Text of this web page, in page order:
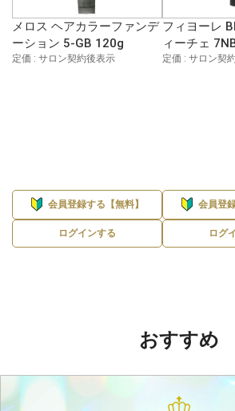
メロス ヘアカラーファンデ
ーション 5-GB 120g
定価 : サロン契約後表示
会員登録する【無料】
ログインする
フィヨーレ
ィーチェ
定価 : サロン契
会員登
ログ
おすすめ